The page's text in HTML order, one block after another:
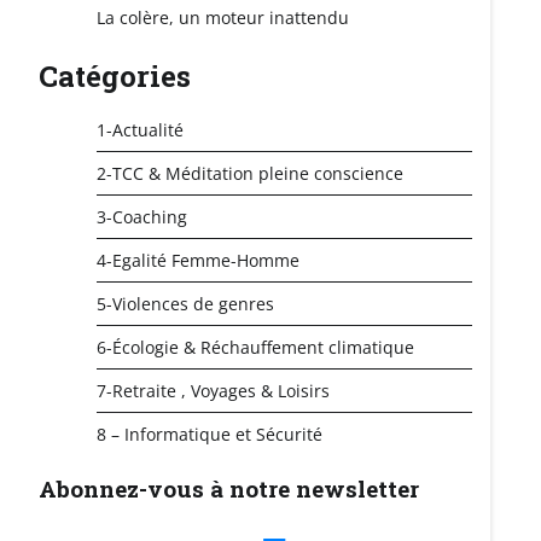
La colère, un moteur inattendu
Catégories
1-Actualité
2-TCC & Méditation pleine conscience
3-Coaching
4-Egalité Femme-Homme
5-Violences de genres
6-Écologie & Réchauffement climatique
7-Retraite , Voyages & Loisirs
8 – Informatique et Sécurité
Abonnez-vous à notre newsletter